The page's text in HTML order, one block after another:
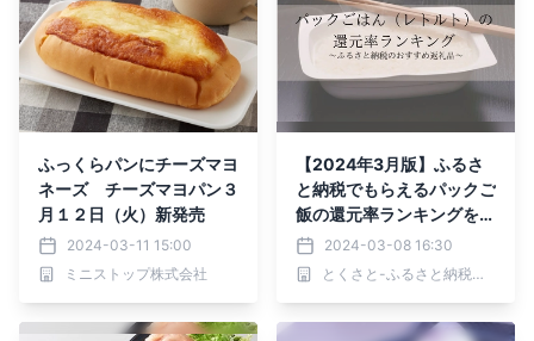
ふっくらパンにチーズマヨ
ネーズ チーズマヨパン３
月１２日（火）新発売
2024-03-11 15:00
ミニストップ株式会社
【2024年3月版】ふるさ
と納税でもらえるパックご
飯の還元率ランキングを発
表
2024-03-08 16:30
とくさと-ふるさと納税還元率ランキング-